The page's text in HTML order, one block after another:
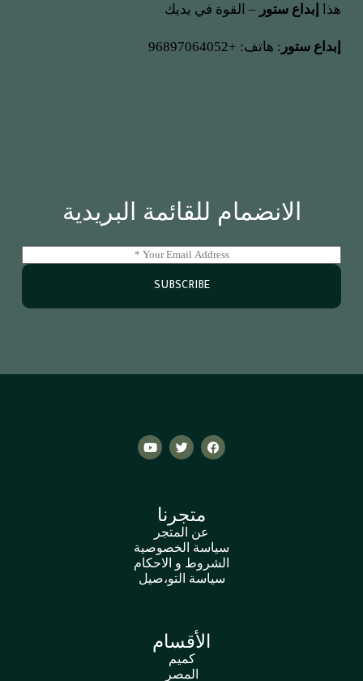
هذا إبداع ستور – القوة في يديك
إبداع ستور : هاتف: +96897064052
الانضمام للقائمة البريدية
m
l
SUBSCRIBE
متجرنا
عن المتجر
سياسة الخصوصية
الشروط و الاحكام
سياسة التو،صيل
الأقسام
كميم
المصر